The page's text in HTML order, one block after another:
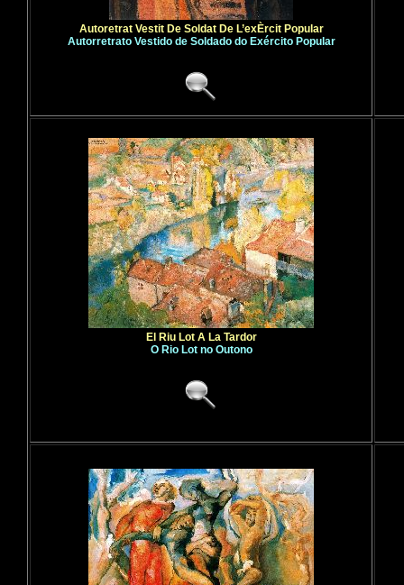
Autoretrat Vestit De Soldat De L’exÈrcit Popular
Autorretrato Vestido de Soldado do Exército Popular
El Riu Lot A La Tardor
O Rio Lot no Outono